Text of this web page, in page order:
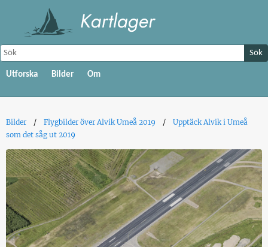
Sök
Utforska Bilder Om
Bilder Flygbilder över Alvik Umeå 2019
Upptäck Alvik i Umeå
som det såg ut 2019